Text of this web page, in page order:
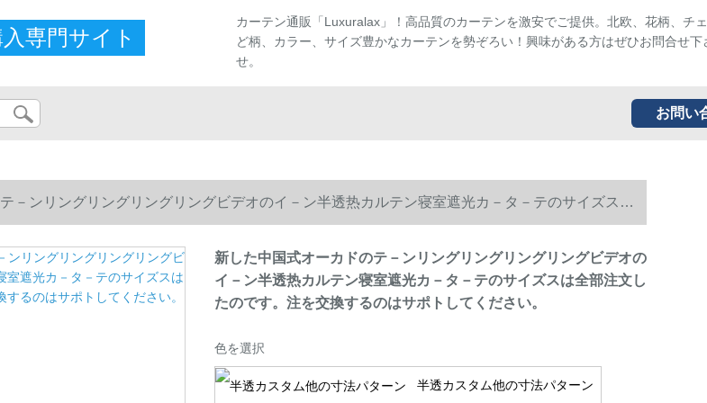
専門サイト
カーテン通販「Luxuralax」！高品質のカーテンを激安でご提供。北欧、花柄、チ
ど柄、カラー、サイズ豊かなカーテンを勢ぞろい！興味がある方はぜひお問合せ下
せ。
お問い
－ンリングリングリングリングビデオのイ－ン半透热カルテン寝室遮光カ－タ－テのサイズスは
換するのはサポトしてください。
新した中国式オーカドのテ－ンリングリングリングリングビデオの
イ－ン半透热カルテン寝室遮光カ－タ－テのサイズスは全部注文し
たのです。注を交換するのはサポトしてください。
色を選択
半透カスタム他の寸法パターン